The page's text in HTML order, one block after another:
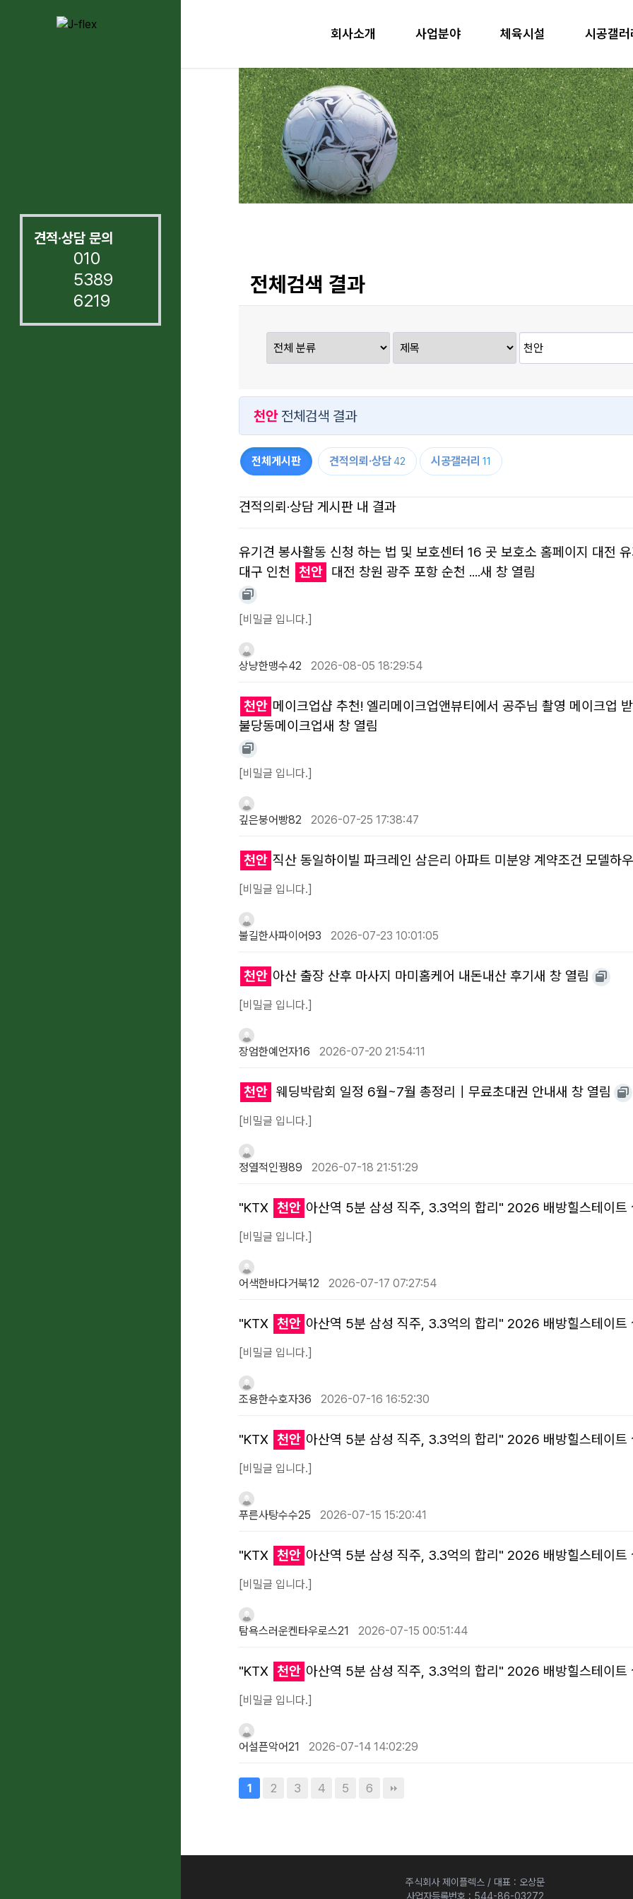
회사소개 사업분야 체육시설 시공갤러
견적·상담 문의
010
5389
6219
전체검색 결과
천안전체검색 결과
전체게시판 견적의뢰·상담42 시공갤러리 11
견적의뢰·상담 게시판 내 결과
유기견 봉사활동 신청 하는 법 및 보호센터 16 곳 보호소 홈페이지 대전
대구 인천
천안 대전 창원 광주 포항 순천 ....새 창 열림
[비밀글 입니다.]
상냥한맹수42 2026-08-05 18:29:54
천안 메이크업샵 추천! 엘리메이크업앤뷰티에서 공주님 촬영 메이크업
불당동메이크업새 창 열림
[비밀글 입니다.]
깊은붕어빵82 2026-07-25 17:38:47
천안 직산 동일하이빌 파크레인 삼은리 아파트 미분양 계약조건 모델하
[비밀글 입니다.]
불길한사파이어93 2026-07-23 10:01:05
천안 아산 출장 산후 마사지 마미홈케어 내돈내산 후기새 창 열림
[비밀글 입니다.]
장엄한예언자16 2026-07-20 21:54:11
천안 웨딩박람회 일정 6월~7월 총정리｜무료초대권 안내새 창 열림
[비밀글 입니다.]
정열적인꿩89 2026-07-18 21:51:29
"KTX 천안 아산역 5분 삼성 직주, 3.3억의 합리" 2026 배방힐스테이트
[비밀글 입니다.]
어색한바다거북12 2026-07-17 07:27:54
"KTX 천안 아산역 5분 삼성 직주, 3.3억의 합리" 2026 배방힐스테이트
[비밀글 입니다.]
조용한수호자36 2026-07-16 16:52:30
"KTX 천안 아산역 5분 삼성 직주, 3.3억의 합리" 2026 배방힐스테이트
[비밀글 입니다.]
푸른사탕수수25 2026-07-15 15:20:41
"KTX 천안 아산역 5분 삼성 직주, 3.3억의 합리" 2026 배방힐스테이트
[비밀글 입니다.]
탐욕스러운켄타우로스21 2026-07-15 00:51:44
"KTX 천안 아산역 5분 삼성 직주, 3.3억의 합리" 2026 배방힐스테이트
[비밀글 입니다.]
어설픈악어21 2026-07-14 14:02:29
1 2 3 4 5 6
주식회사 제이플렉스 / 대표 : 오상문
사업자등록번호 : 544-86-03272